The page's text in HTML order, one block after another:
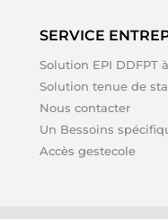
SERVICE
Solution EPI DDFPT
Solution tenue de
Nous contacter
Un Bessoins
Accès gestecole